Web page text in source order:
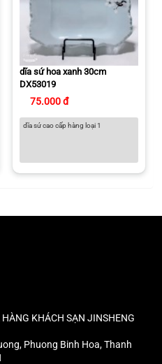
dĩa sứ hoa xanh 30cm
DX53019
75.000 đ
dĩa sứ cao cấp hàng loại 1
KHÁCH SẠN JINSHENG
Phuong Binh Hoa, Thanh